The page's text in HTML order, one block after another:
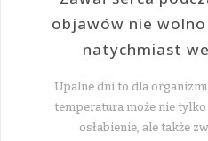
objawów nie
natychmiast
Upalne dni to dla
temperatura może nie
osłabienie, ale także